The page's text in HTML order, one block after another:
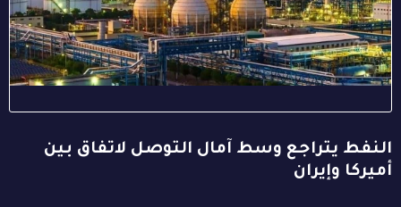
النفط يتراجع وسط آمال التوصل لاتفاق بين
أميركا وإيران